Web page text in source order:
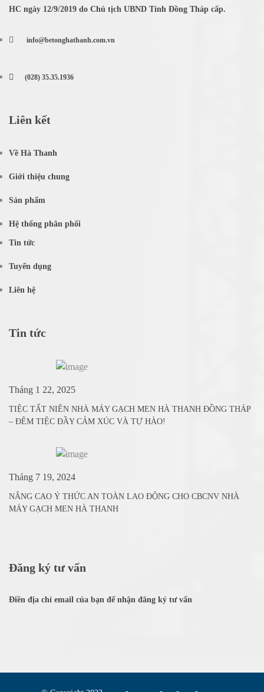
HC ngày 12/9/2019 do Chủ tịch UBND Tỉnh Đồng Tháp cấp.
info@betonghathanh.com.vn
(028) 35.35.1936
Liên kết
Về Hà Thanh
Giới thiệu chung
Sản phẩm
Hệ thống phân phối
Tin tức
Tuyển dụng
Liên hệ
Tin tức
Tháng 1 22, 2025
TIỆC TẤT NIÊN NHÀ MÁY GẠCH MEN HÀ THANH ĐỒNG THÁP
– ĐÊM TIỆC ĐẦY CẢM XÚC VÀ TỰ HÀO!
Tháng 7 19, 2024
NÂNG CAO Ý THỨC AN TOÀN LAO ĐỘNG CHO CBCNV NHÀ
MÁY GẠCH MEN HÀ THANH
Đăng ký tư vấn
Điền địa chỉ email của bạn để nhận đăng ký tư vấn